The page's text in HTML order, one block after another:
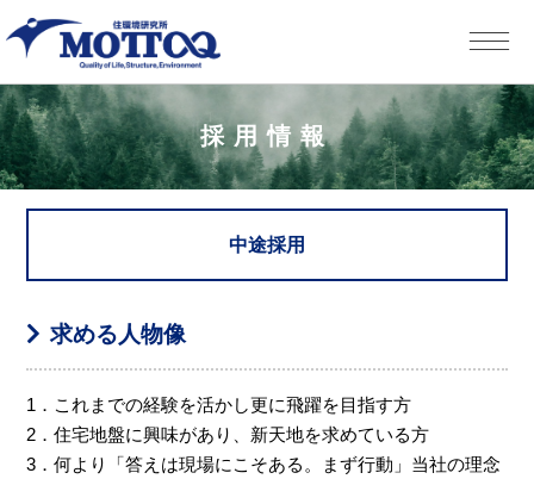
採用情報
中途採用
求める人物像
1．これまでの経験を活かし更に飛躍を目指す方
2．住宅地盤に興味があり、新天地を求めている方
3．何より「答えは現場にこそある。まず行動」当社の理念